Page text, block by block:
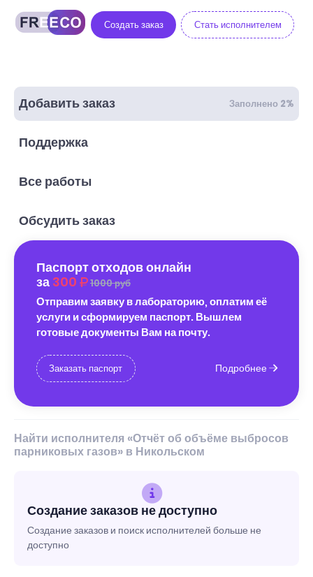
Создать заказ Стать исполнителем
Добавить заказ Заполнено 2%
Поддержка
Все работы
Обсудить заказ
Паспорт отходов онлайн
за 300 1000 руб
Отправим заявку в лабораторию, оплатим её
услуги и сформируем паспорт. Вышлем
готовые документы Вам на почту.
Заказать паспорт Подробнее
Найти исполнителя «Отчёт об объёме выбросов
парниковых газов» в Никольском
Создание заказов не доступно
Создание заказов и поиск исполнителей больше не
доступно